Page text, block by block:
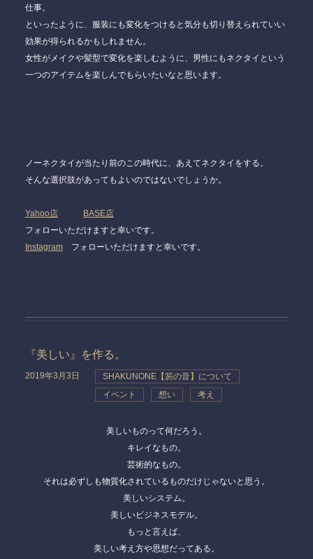
仕事。
といったように、服装にも変化をつけると気分も切り替えられていい
効果が得られるかもしれません。
女性がメイクや髪型で変化を楽しむように、男性にもネクタイという
一つのアイテムを楽しんでもらいたいなと思います。
ノーネクタイが当たり前のこの時代に、あえてネクタイをする。
そんな選択肢があってもよいのではないでしょうか。
Yahoo店
BASE店
フォローいただけますと幸いです。
Instagramフォローいただけますと幸いです。
『美しい』を作る。
2019年3月3日
SHAKUNONE【笏の音】について
イベント
想い 考え
美しいものって何だろう。
キレイなもの。
芸術的なもの。
それは必ずしも物質化されているものだけじゃないと思う。
美しいシステム。
美しいビジネスモデル。
もっと言えば、
美しい考え方や思想だってある。